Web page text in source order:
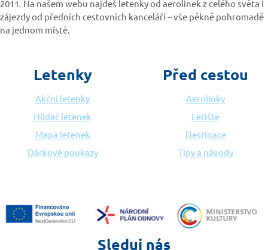
2011. Na našem webu najdeš letenky od aerolinek z celého světa i
zájezdy od předních cestovních kanceláří – vše pěkně pohromadě
na jednom místě.
Letenky
Akční letenky
Hlídač letenek
Mapa letenek
Dárkové poukazy
Před cestou
Aerolinky
Letiště
Destinace
Tipy a návody
Sleduj nás